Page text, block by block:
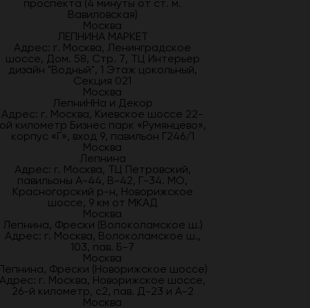
проспекта (4 минуты от ст. м.
Вавиловская)
Москва
ЛЕПНИНА МАРКЕТ
Адрес: г. Москва, Ленинградское
шоссе, Дом. 58, Стр. 7, ТЦ Интерьер
дизайн "Водный", 1 Этаж цокольный,
Секция 021
Москва
ЛепниННа и Декор
Адрес: г. Москва, Киевское шоссе 22-
километр Бизнес парк «Румянцево»,
корпус «Г», вход 9, павильон Г246/1
Москва
Лепнина
Адрес: г. Москва, ТЦ Петровский,
павильоны А-44, В-42, Г-34. МО,
Красногорский р-н, Новорижское
шоссе, 9 км от МКАД
Москва
Лепнина, Фрески (Волоколамское ш.)
Адрес: г. Москва, Волоколамское ш.,
103, пав. Б-7
Москва
Фрески (Новорижское шоссе)
Адрес: г. Москва, Новорижское шоссе,
26-й километр, с2, пав. Д-23 и А-2
Москва